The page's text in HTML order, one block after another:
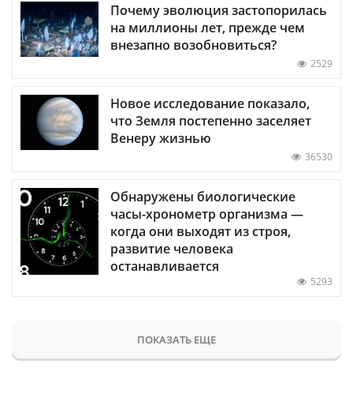
Почему эволюция застопорилась
на миллионы лет, прежде чем
внезапно возобновиться?
2529
Новое исследование показало,
что Земля постепенно заселяет
Венеру жизнью
36530
Обнаружены биологические
часы-хронометр организма —
когда они выходят из строя,
развитие человека
останавливается
5293
ПОКАЗАТЬ ЕЩЕ